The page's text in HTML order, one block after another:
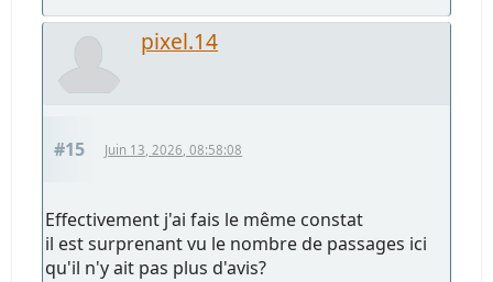
pixel.14
#15 Juin 13, 2026, 08:58:08
Effectivement j'ai fais le même constat
il est surprenant vu le nombre de passages ici
qu'il n'y ait pas plus d'avis?